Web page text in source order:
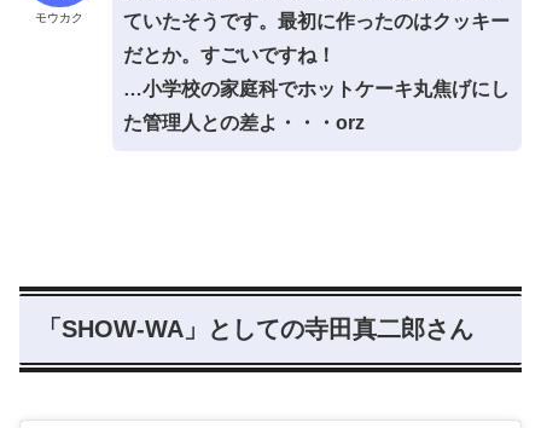
モウカク
ていたそうです。最初に作ったのはクッキー
だとか。すごいですね！
…小学校の家庭科でホットケーキ丸焦げにし
た管理人との差よ・・・orz
「SHOW-WA」としての寺田真二郎さん